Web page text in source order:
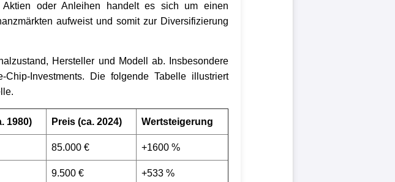
Aktien oder Anleihen handelt es sich um einen
aufweist und somit zur Diversifizierung
Hersteller und Modell ab. Insbesondere
Chip-Investments. Die folgende Tabelle illustriert
1980) Preis (ca. 2024) Wertsteigerung
85.000 € +1600 %
9.500 € +533 %